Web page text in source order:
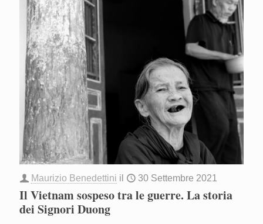
Maurizio Benedettini il 30 Settembre 2021
Il Vietnam sospeso tra le guerre. La storia
dei Signori Duong